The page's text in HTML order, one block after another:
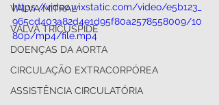
VALVA MITRAL
VALVA TRICÚSPIDE
DOENÇAS DA AORTA
CIRCULAÇÃO EXTRACORPÓREA
ASSISTÊNCIA CIRCULATÓRIA
https://video.wixstatic.com/video/e5b123_
965cd403a82d4e1d95f80a2578558009/10
80p/mp4/file.mp4